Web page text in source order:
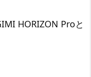
HORIZON Proと